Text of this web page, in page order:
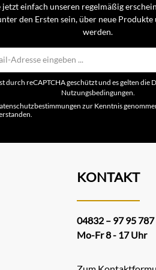
einfach unseren regelmäßig
den Ersten sein, über neue
werden.
Mail-
Adresse*
durch reCAPTCHA geschützt und es gelten die
Nutzungsbedingungen
zur Kenntnis
KONTAKT
04832 – 97 95 787
Mo-Fr 8 - 17 Uhr